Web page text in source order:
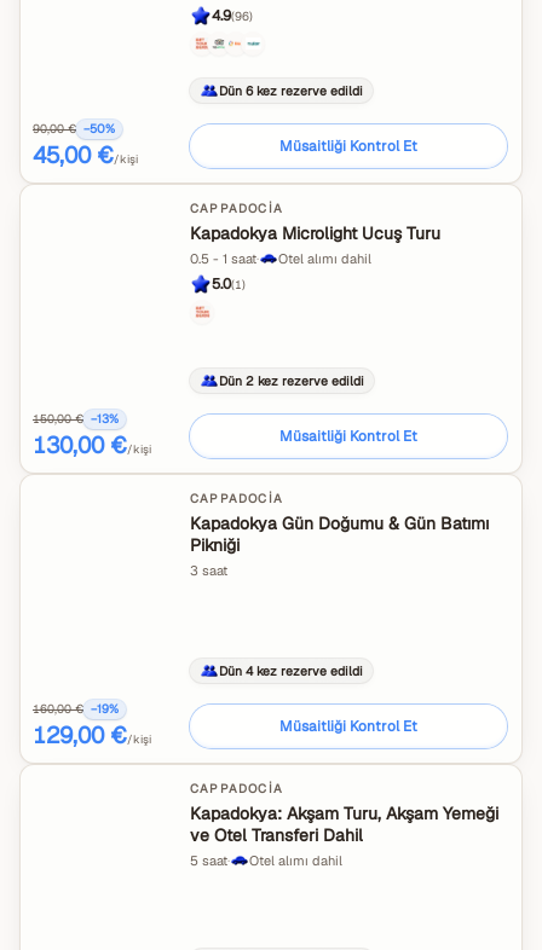
90,00 € −50%
45,00 €/kişi
4.9(96)
Dün 6 kez rezerve edildi
Müsaitliği Kontrol Et
150,00 € −13%
130,00 €/kişi
CAPPADOCIA
Kapadokya Microlight Ucuş Turu
0.5 - 1 saat· Otel alımı dahil
5.0(1)
Dün 2 kez rezerve edildi
Müsaitliği Kontrol Et
160,00 € −19%
129,00 €/kişi
CAPPADOCIA
Kapadokya Gün Doğumu & Gün Batımı
Pikniği
3 saat
Dün 4 kez rezerve edildi
Müsaitliği Kontrol Et
CAPPADOCIA
Kapadokya: Akşam Turu, Akşam Yemeği
ve Otel Transferi Dahil
5 saat· Otel alımı dahil